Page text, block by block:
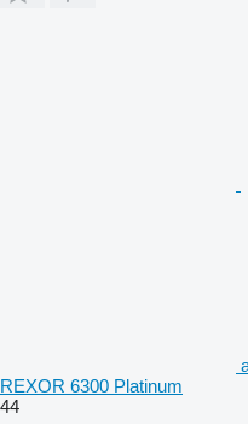
REXOR 6300 Platinum
44